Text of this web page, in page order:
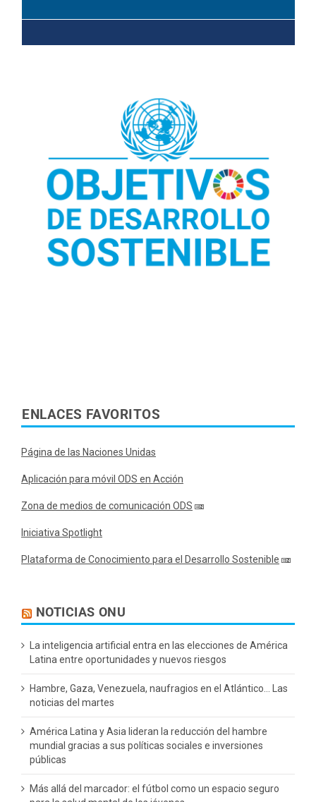
Leer más sobre los ODS
ENLACES FAVORITOS
Página de las Naciones Unidas
Aplicación para móvil ODS en Acción
Zona de medios de comunicación ODS
Iniciativa Spotlight
Plataforma de Conocimiento para el Desarrollo Sostenible
NOTICIAS ONU
La inteligencia artificial entra en las elecciones de América
Latina entre oportunidades y nuevos riesgos
Hambre, Gaza, Venezuela, naufragios en el Atlántico… Las
noticias del martes
América Latina y Asia lideran la reducción del hambre
mundial gracias a sus políticas sociales e inversiones
públicas
Más allá del marcador: el fútbol como un espacio seguro